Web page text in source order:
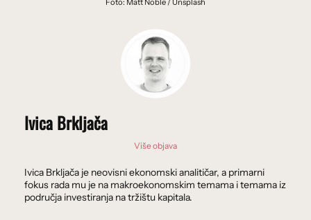
Ivica Brkljača
Više objava
Ivica Brkljača je neovisni ekonomski analitičar, a primarni
fokus rada mu je na makroekonomskim temama i temama iz
područja investiranja na tržištu kapitala.